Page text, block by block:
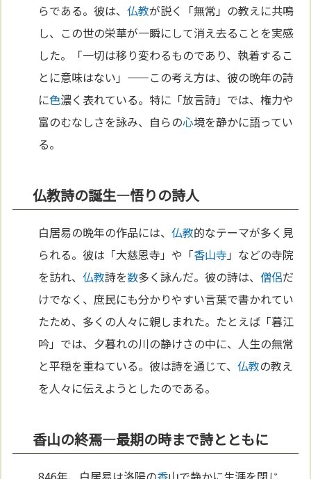
らである。彼は、仏教が説く「無常」の教えに共鳴
し、この世の栄華が一瞬にして消え去ることを実感
した。「一切は移り変わるものであり、執着するこ
とに意味はない」——この考え方は、彼の晩年の詩
に色濃く表れている。特に「放言詩」では、権力や
富のむなしさを詠み、自らの心境を静かに語ってい
る。
仏教詩の誕生—悟りの詩人
白居易の晩年の作品には、仏教的なテーマが多く見
られる。彼は「大慈恩寺」や「香山寺 」などの寺院
を訪れ、仏教詩を数多く詠んだ。彼の詩は、僧侶だ
けでなく、庶民にも分かりやすい言葉で書かれてい
たため、多くの人々に親しまれた。たとえば「暮江
吟」では、夕暮れの川の静けさの中に、人生の無常
と平穏を重ねている。彼は詩を通じて、仏教の教え
を人々に伝えようとしたのである。
香山の終焉—最期の時まで詩とともに